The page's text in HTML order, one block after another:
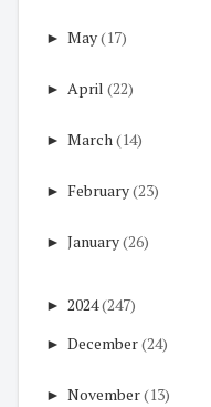
► May(17)
► April (22)
► March(14)
► February(23)
► January(26)
► 2024(247)
► December(24)
► November(13)